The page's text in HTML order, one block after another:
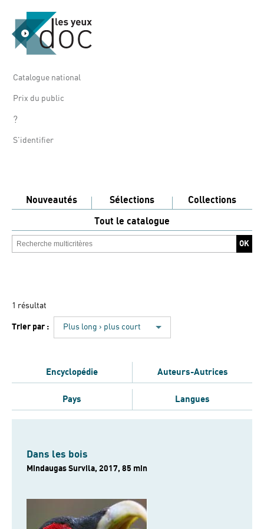
Catalogue national
Prix du public
?
S'identifier
Nouveautés Sélections
Collections
Tout le catalogue
1 résultat
Trier par : Plus long › plus court
Encyclopédie Auteurs-Autrices
Pays Langues
Dans les bois
Mindaugas Survila, 2017, 85 min